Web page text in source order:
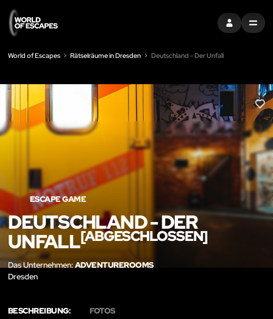
EINTRAGEN
MENU
World of Escapes Rätselräume in Dresden Deutschland - Der Unfall
LIKE
ESCAPE GAME
DEUTSCHLAND - DER
UNFALL[ABGESCHLOSSEN]
Das Unternehmen:ADVENTUREROOMS
Dresden
BESCHREIBUNG: FOTOS